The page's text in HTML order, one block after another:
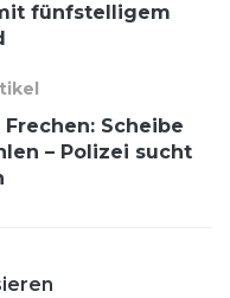
fünfstelligem
Scheibe
– Polizei sucht